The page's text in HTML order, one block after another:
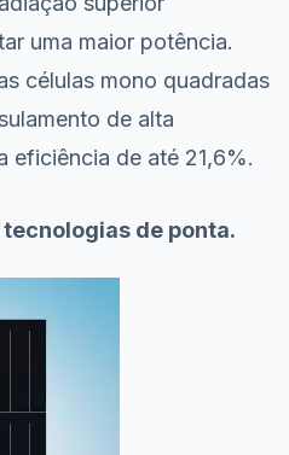
uma maior potência.
células mono quadradas
de alta
eficiência de até 21,6%.
de ponta.